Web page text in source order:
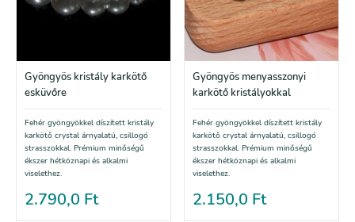
Gyöngyös kristály karkötő
esküvőre
Fehér gyöngyökkel díszített kristály
karkötő crystal árnyalatú, csillogó
strasszokkal. Prémium minőségű
ékszer hétköznapi és alkalmi
viselethez.
2.790,0 Ft
Gyöngyös menyasszonyi
karkötő kristályokkal
Fehér gyöngyökkel díszített kristály
karkötő crystal árnyalatú, csillogó
strasszokkal. Prémium minőségű
ékszer hétköznapi és alkalmi
viselethez.
2.150,0 Ft